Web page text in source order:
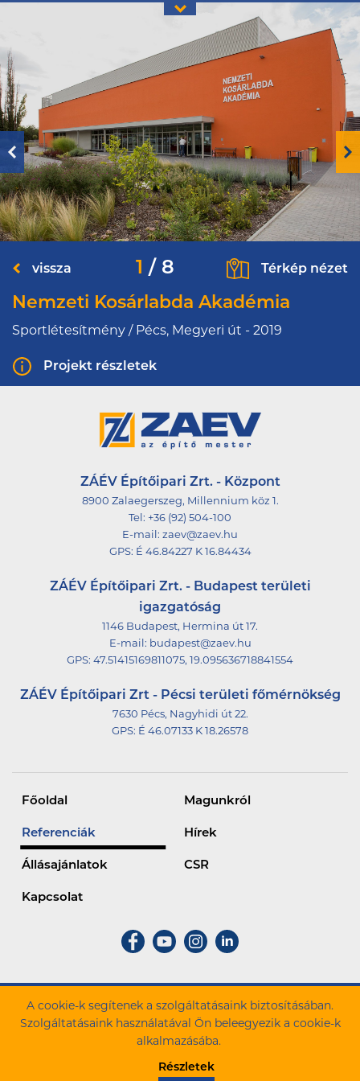
vissza 1 / 8 Térkép nézet
Nemzeti Kosárlabda Akadémia
Sportlétesítmény / Pécs, Megyeri út - 2019
Projekt részletek
Nemzeti Kosárlabda Akadémia
2018. év nyarán átadásra került a Nemzeti
Kosárlabda Akadémia épületegyüttese. A
kosárlabda csarnokban három edzőpálya,
valamint az ezekből kialakítható centerpálya
1.350 sportszerető szurkolhat a csapatoknak. A
kollégium épületében két tanári apartman, 64
fő diák elszállásolását lehetővé tevő szobák,
valamint konyha, étkező és tanulószobák
környezetben kültéri kosárlabda pályák
találhatóak, amelyek a környék kosárlabda
A cookie-k segítenek a szolgáltatásaink biztosításában.
Szolgáltatásaink használatával Ön beleegyezik a cookie-k
alkalmazásába.
Részletek
ZÁÉV Építőipari Zrt. - Központ
8900 Zalaegerszeg, Millennium köz 1.
Tel: +36 (92) 504-100
E-mail: zaev@zaev.hu
GPS: É 46.84227 K 16.84434
ZÁÉV Építőipari Zrt. - Budapest területi
igazgatóság
1146 Budapest, Hermina út 17.
E-mail: budapest@zaev.hu
GPS: 47.51415169811075, 19.095636718841554
ZÁÉV Építőipari Zrt - Pécsi területi főmérnökség
7630 Pécs, Nagyhidi út 22.
GPS: É 46.07133 K 18.26578
Főoldal Magunkról
Referenciák Hírek
Állásajánlatok CSR
Kapcsolat
ZÁÉV Építőipari Zrt. Minden jog fenntartva.
Panasz bejelentés
Cégadatok